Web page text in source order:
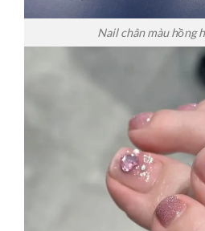
Nail chân màu hồng